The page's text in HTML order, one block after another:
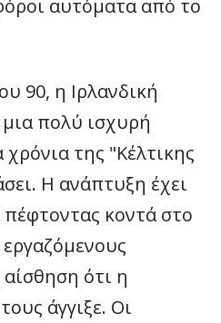
αυτόματα από το
90, η Ιρλανδική
πολύ ισχυρή
της "Κέλτικης
Η ανάπτυξη έχει
κοντά στο
ότι η
άγγιξε. Οι